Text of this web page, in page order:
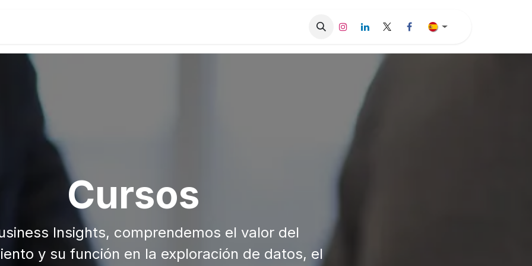
Casos de Éxito Blog Contáctenos Trabajos
Cursos
Insights, comprendemos el valor del
y su función en la exploración de datos, el